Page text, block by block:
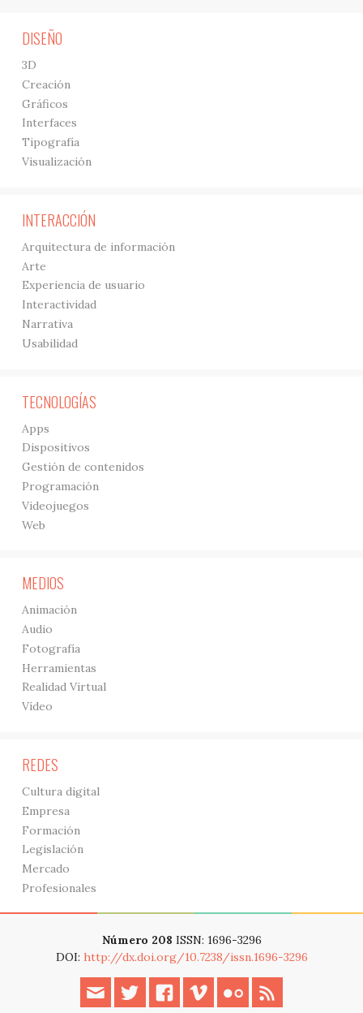
DISEÑO
3D
Creación
Gráficos
Interfaces
Tipografía
Visualización
INTERACCIÓN
Arquitectura de información
Arte
Experiencia de usuario
Interactividad
Narrativa
Usabilidad
TECNOLOGÍAS
Apps
Dispositivos
Gestión de contenidos
Programación
Videojuegos
Web
MEDIOS
Animación
Audio
Fotografía
Herramientas
Realidad Virtual
Vídeo
REDES
Cultura digital
Empresa
Formación
Legislación
Mercado
Profesionales
Número 208 ISSN: 1696-3296
DOI: http://dx.doi.org/10.7238/issn.1696-3296